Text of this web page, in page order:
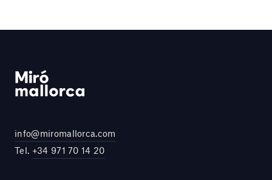
info@miromallorca.com
Tel. +34 971 70 14 20